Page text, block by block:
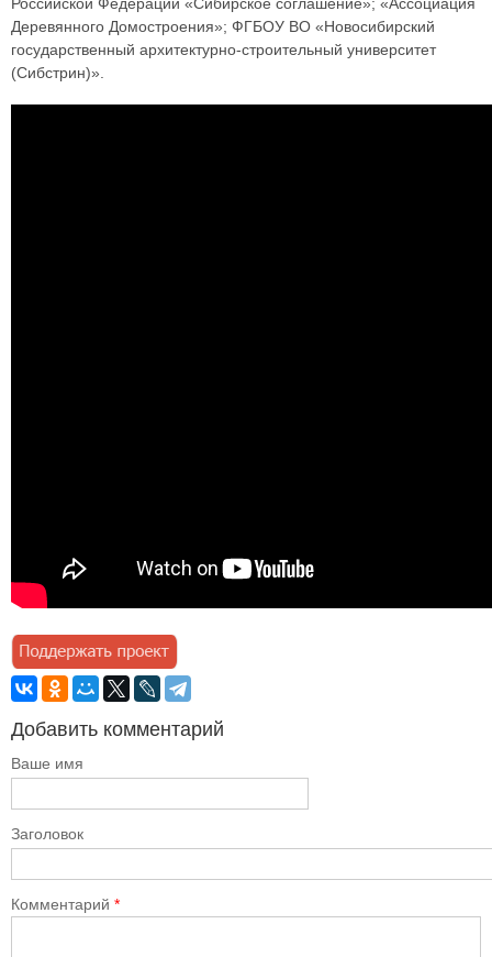
Деревянного Домостроения»; ФГБОУ ВО «Новосибирский
государственный архитектурно-строительный университет
(Сибстрин)».
Добавить комментарий
Ваше имя
Заголовок
Комментарий *